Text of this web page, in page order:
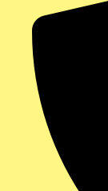
contenu